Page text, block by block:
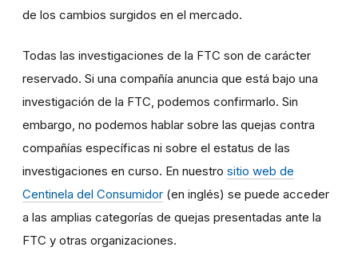
de los cambios surgidos en el mercado.
Todas las investigaciones de la FTC son de carácter
reservado. Si una compañía anuncia que está bajo una
investigación de la FTC, podemos confirmarlo. Sin
embargo, no podemos hablar sobre las quejas contra
compañías específicas ni sobre el estatus de las
investigaciones en curso. En nuestro sitio web de
Centinela del Consumidor (en inglés) se puede acceder
a las amplias categorías de quejas presentadas ante la
FTC y otras organizaciones.